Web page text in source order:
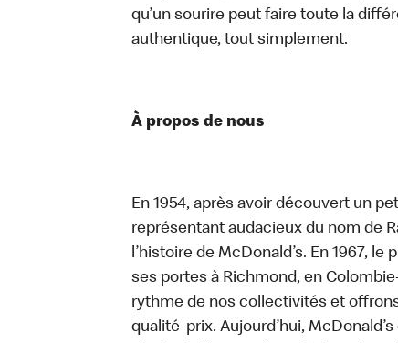
qu’un sourire peut faire toute la
authentique, tout simplement.
À propos de nous
En 1954, après avoir découvert un
représentant audacieux du nom de
l’histoire de McDonald’s. En 1967,
ses portes à Richmond, en
rythme de nos collectivités et
qualité-prix. Aujourd’hui,